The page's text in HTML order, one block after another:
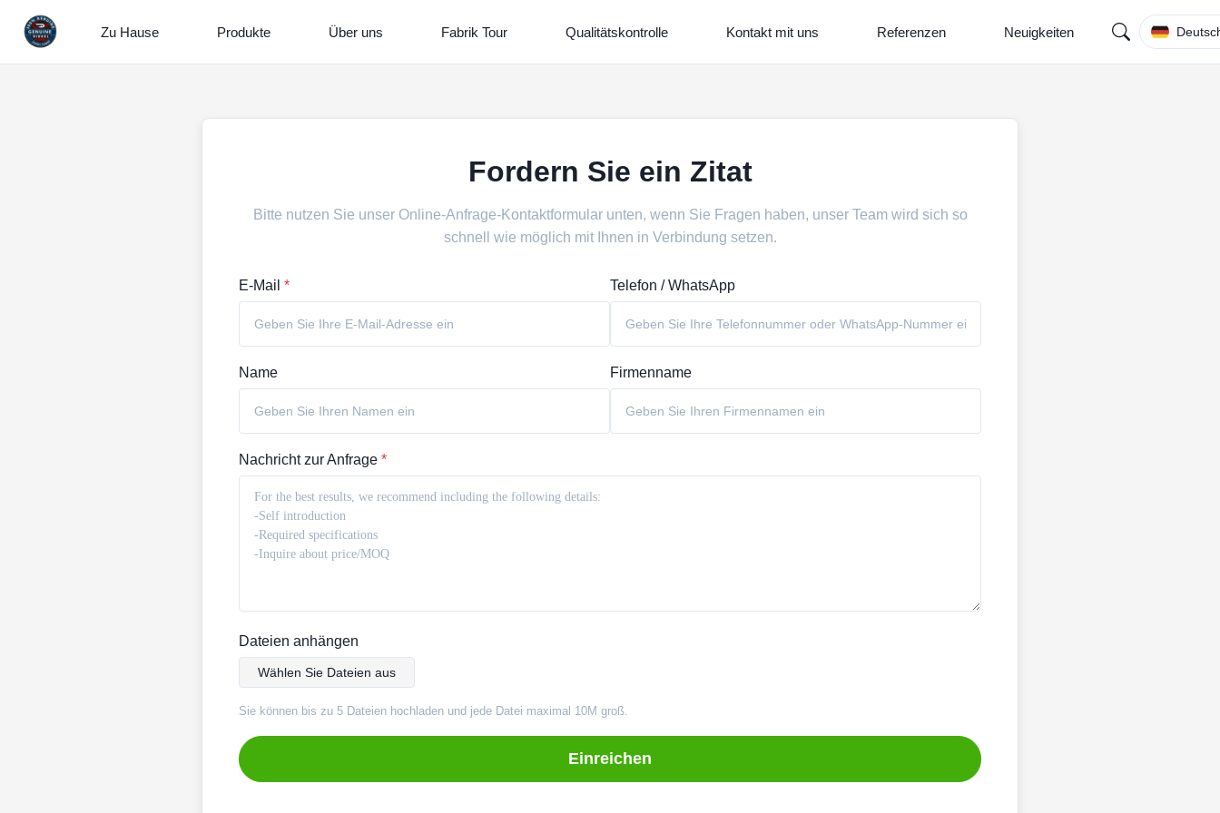
Zu Hause Produkte Über uns Fabrik Tour Qualitätskontrolle Kontakt mit uns Referenzen Neuigkeiten
Fordern Sie ein Zitat
Bitte nutzen Sie unser Online-Anfrage-Kontaktformular unten, wenn Sie Fragen haben, unser Team wird sich so
schnell wie möglich mit Ihnen in Verbindung setzen.
E-Mail * Telefon / WhatsApp
Name Firmenname
Nachricht zur Anfrage *
Dateien anhängen
Wählen Sie Dateien aus
Sie können bis zu 5 Dateien hochladen und jede Datei maximal 10M groß.
Einreichen